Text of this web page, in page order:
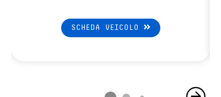
SCHEDA VEICOLO